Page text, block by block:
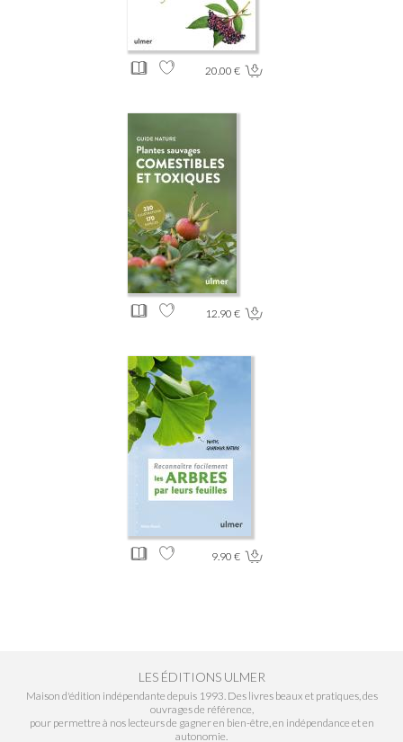
20.00 €
12.90 €
9.90 €
LES ÉDITIONS ULMER
Maison d'édition indépendante depuis 1993. Des livres beaux et pratiques, des
ouvrages de référence,
pour permettre à nos lecteurs de gagner en bien-être, en indépendance et en
autonomie.